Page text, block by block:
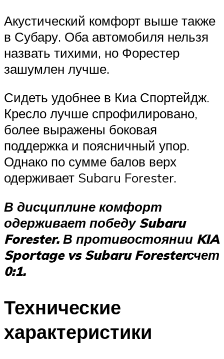
Акустический комфорт выше также
в Субару. Оба автомобиля нельзя
назвать тихими, но Форестер
зашумлен лучше.
Сидеть удобнее в Киа Спортейдж.
Кресло лучше спрофилировано,
более выражены боковая
поддержка и поясничный упор.
Однако по сумме балов верх
одерживает Subaru Forester.
В дисциплине комфорт
одерживает победу Subaru
Forester. В противостоянии KIA
Sportage vs Subaru Foresterсчет
0:1.
Технические
характеристики